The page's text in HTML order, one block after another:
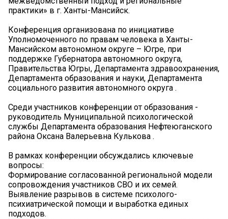
практики» в г. Ханты-Мансийск.
Конференция организована по инициативе
Уполномоченного по правам человека в Ханты-
Мансийском автономном округе – Югре, при
поддержке Губернатора автономного округа,
Правительства Югры, Департамента здравоохранения,
Департамента образования и науки, Департамента
социального развития автономного округа ️.
Среди участников конференции от образования -
руководитель Муниципальной психологической
службы Департамента образования Нефтеюганского
района Оксана Валерьевна Кулькова .
В рамках конференции обсуждались ключевые
вопросы:
Формирование согласованной региональной модели
сопровождения участников СВО и их семей.
Выявление разрывов в системе психолого-
психиатрической помощи и выработка единых
подходов.